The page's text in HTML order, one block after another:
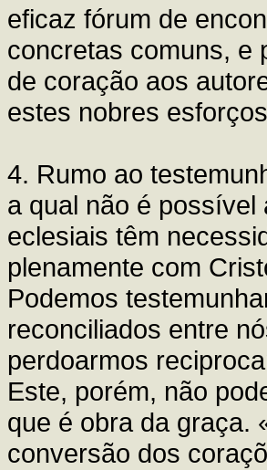
eficaz fórum de
concretas comuns, e
de coração aos
estes nobres
4. Rumo ao
a qual não é possível
eclesiais têm
plenamente com
Podemos
reconciliados entre
perdoarmos
Este, porém, não
que é obra da graça.
conversão dos